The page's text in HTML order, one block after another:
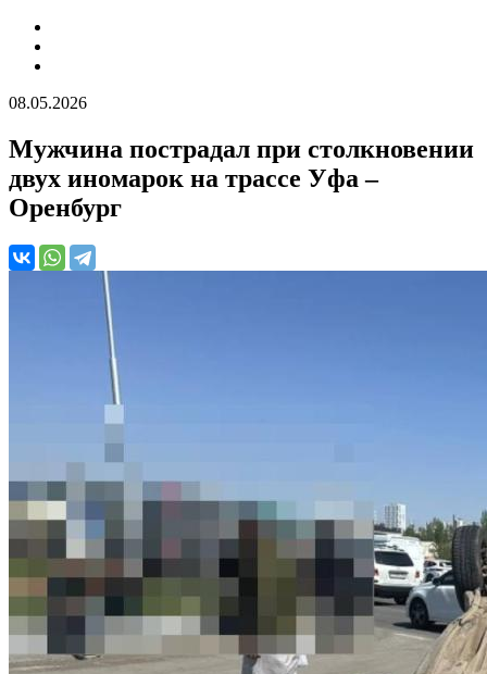
08.05.2026
Мужчина пострадал при столкновении
двух иномарок на трассе Уфа –
Оренбург